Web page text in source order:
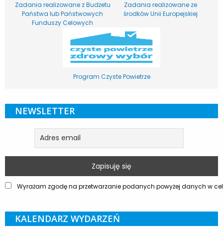
Zadania realizowane z Budżetu
Państwa lub Państwowych
Funduszy Celowych
Zadania realizowane ze
środków Unii Europejskiej
Program Czyste Powietrze
NEWSLETTER
Wyrażam zgodę na przetwarzanie podanych powyżej danych w
KALENDARZ WYDARZEŃ